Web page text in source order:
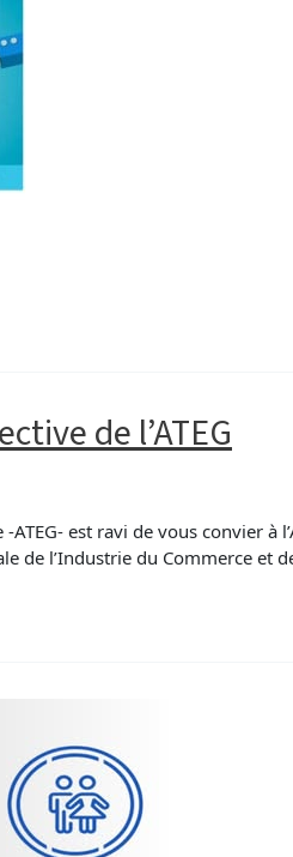
de l’ATEG
est ravi de vous convier
l’Industrie du Commerce et